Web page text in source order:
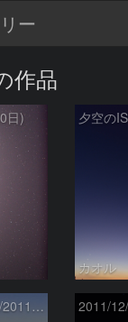
ー
作品
日) 夕空の
カオル
パンスターズ彗星（C/2011 L4） 3月11日 2011/